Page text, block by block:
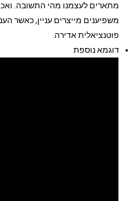
מתארים לעצמנו מהי התשובה.
משפיענים מייצרים עניין, כאשר
פוטנציאלית אדירה.
דוגמא נוספת